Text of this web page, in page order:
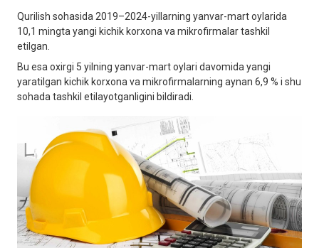
Qurilish sohasida 2019–2024-yillarning yanvar-mart oylarida
10,1 mingta yangi kichik korxona va mikrofirmalar tashkil
etilgan.
Bu esa oxirgi 5 yilning yanvar-mart oylari davomida yangi
yaratilgan kichik korxona va mikrofirmalarning aynan 6,9 % i shu
sohada tashkil etilayotganligini bildiradi.